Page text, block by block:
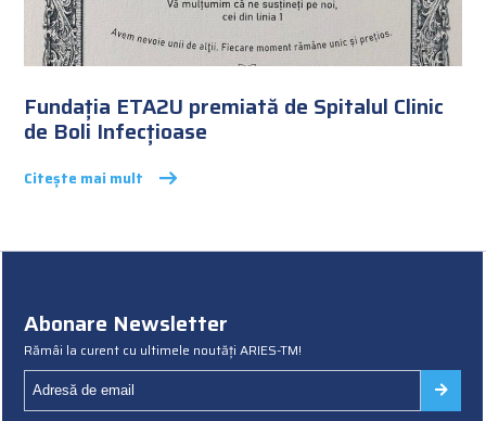
Fundația ETA2U premiată de Spitalul Clinic
de Boli Infecțioase
Citește mai mult
Abonare Newsletter
Rămâi la curent cu ultimele noutăți ARIES-TM!